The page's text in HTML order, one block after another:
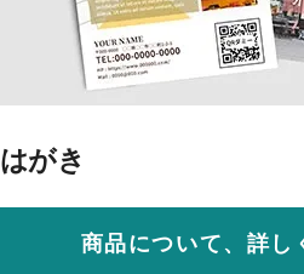
はがき
商品について、詳し